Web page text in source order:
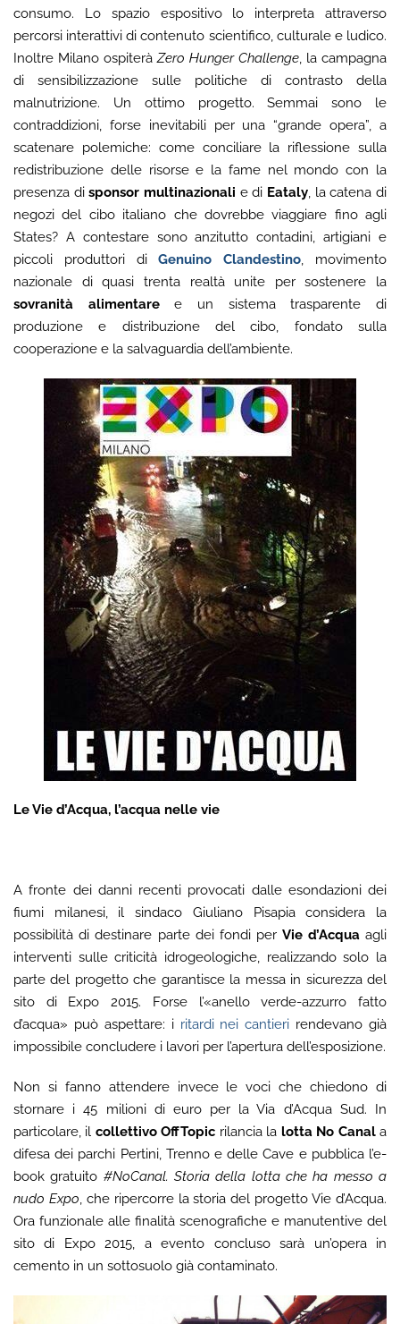
consumo. Lo spazio espositivo lo interpreta attraverso
percorsi interattivi di contenuto scientifico, culturale e ludico.
Inoltre Milano ospiteràZero Hunger Challenge, la campagna
di sensibilizzazione sulle politiche di contrasto della
malnutrizione. Un ottimo progetto. Semmai sono le
contraddizioni, forse inevitabili per una “grande opera”, a
scatenare polemiche: come conciliare la riflessione sulla
redistribuzione delle risorse e la fame nel mondo con la
presenza disponsor multinazionali e di Eataly, la catena di
negozi del cibo italiano che dovrebbe viaggiare fino agli
States? A contestare sono anzitutto contadini, artigiani e
piccoli produttori diGenuino Clandestino, movimento
nazionale di quasi trenta realtà unite per sostenere la
sovranità alimentaree un sistema trasparente di
produzione e distribuzione del cibo, fondato sulla
cooperazione e la salvaguardia dell’ambiente.
Le Vie d’Acqua, l’acqua nelle vie
A fronte dei danni recenti provocati dalle esondazioni dei
fiumi milanesi, il sindaco Giuliano Pisapia considera la
possibilità di destinare parte dei fondi per Vie d’Acquaagli
interventi sulle criticità idrogeologiche, realizzando solo la
parte del progetto che garantisce la messa in sicurezza del
sito di Expo 2015. Forse l’«anello verde-azzurro fatto
d’acqua» può aspettare: i ritardi nei cantieri rendevano già
impossibile concludere i lavori per l’apertura dell’esposizione.
Non si fanno attendere invece le voci che chiedono di
stornare i 45 milioni di euro per la Via d’Acqua Sud. In
particolare, il collettivo OffTopic rilancia la lotta No Canala
difesa dei parchi Pertini, Trenno e delle Cave e pubblica l’e-
book gratuito #NoCanal. Storia della lotta che ha messo a
nudo Expo, che ripercorre la storia del progetto Vie d’Acqua.
Ora funzionale alle finalità scenografiche e manutentive del
sito di Expo 2015, a evento concluso sarà un’opera in
cemento in un sottosuolo già contaminato.